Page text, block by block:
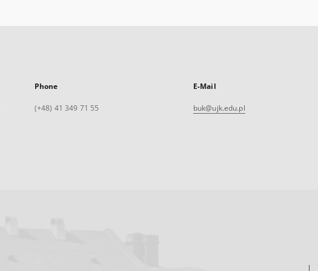
Phone
(+48) 41 349 71 55
E-Mail
buk@ujk.edu.pl